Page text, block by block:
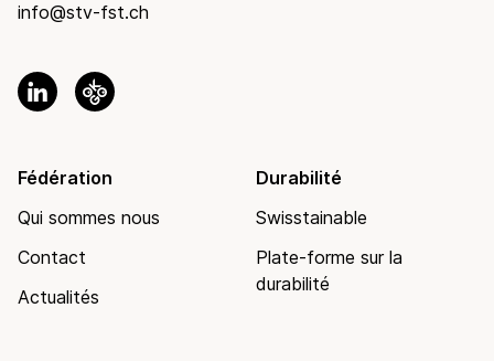
info@stv-fst.ch
Fédération
Qui sommes nous
Contact
Actualités
Durabilité
Swisstainable
Plate-forme sur la
durabilité